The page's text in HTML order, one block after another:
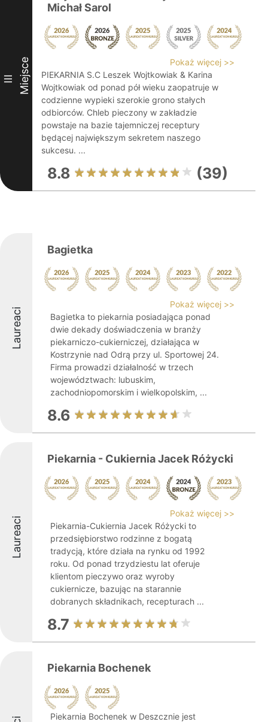
III Miejsce
Michał Sarol
Pokaż więcej >>
PIEKARNIA S.C Leszek Wojtkowiak & Karina
Wojtkowiak od ponad pół wieku zaopatruje w
codzienne wypieki szerokie grono stałych
odbiorców. Chleb pieczony w zakładzie
powstaje na bazie tajemniczej receptury
będącej największym sekretem naszego
sukcesu. ...
8.8 (39)
Laureaci
Bagietka
Pokaż więcej >>
Bagietka to piekarnia posiadająca ponad
dwie dekady doświadczenia w branży
piekarniczo-cukierniczej, działająca w
Kostrzynie nad Odrą przy ul. Sportowej 24.
Firma prowadzi działalność w trzech
województwach: lubuskim,
zachodniopomorskim i wielkopolskim, ...
8.6
Laureaci
Piekarnia - Cukiernia Jacek Różycki
Pokaż więcej >>
Piekarnia-Cukiernia Jacek Różycki to
przedsiębiorstwo rodzinne z bogatą
tradycją, które działa na rynku od 1992
roku. Od ponad trzydziestu lat oferuje
klientom pieczywo oraz wyroby
cukiernicze, bazując na starannie
dobranych składnikach, recepturach ...
8.7
Piekarnia Bochenek
Piekarnia Bochenek w Deszcznie jest